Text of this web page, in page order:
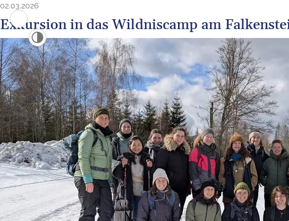
02.03.2026
Exkursion in das Wildniscamp am